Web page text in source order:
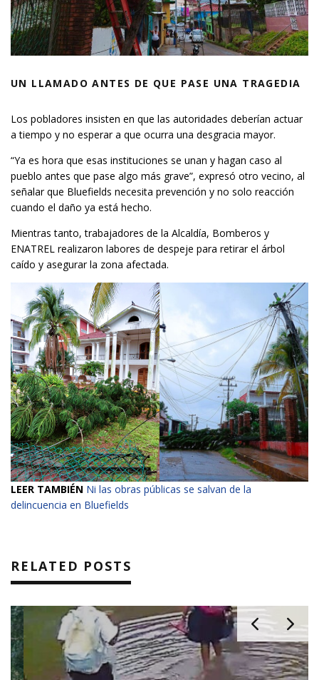
UN LLAMADO ANTES DE QUE PASE UNA TRAGEDIA
Los pobladores insisten en que las autoridades deberían actuar
a tiempo y no esperar a que ocurra una desgracia mayor.
“Ya es hora que esas instituciones se unan y hagan caso al
pueblo antes que pase algo más grave”, expresó otro vecino, al
señalar que Bluefields necesita prevención y no solo reacción
cuando el daño ya está hecho.
Mientras tanto, trabajadores de la Alcaldía, Bomberos y
ENATREL realizaron labores de despeje para retirar el árbol
caído y asegurar la zona afectada.
LEER TAMBIÉN Ni las obras públicas se salvan de la
delincuencia en Bluefields
RELATED POSTS